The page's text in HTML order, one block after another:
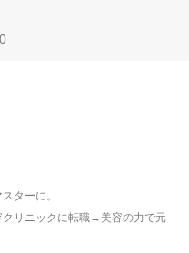
ターに。
リニックに転職→美容の力で元